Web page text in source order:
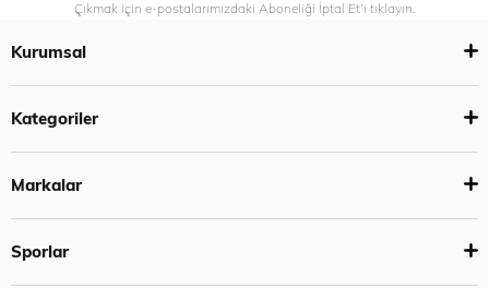
Çıkmak için e-postalarımızdaki Aboneliği İptal Et’i tıklayın.
Kurumsal
Kategoriler
Markalar
Sporlar